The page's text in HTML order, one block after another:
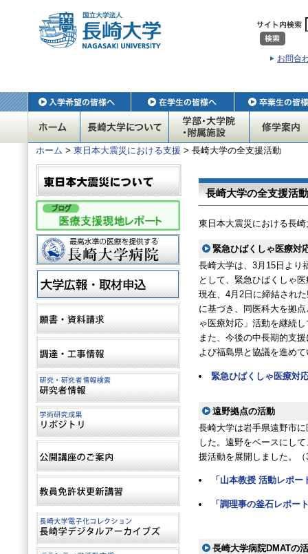
お問合
ホーム > 東日本大震災における支援 > 長崎大学の全支援活動
長崎大学の全支援活動
東日本大震災における長
緊急ひばくしゃ医療対
長崎大学は、3月15日より
として、緊急ひばくしゃ
現在、4月2日に締結され
に基づき、同医科大を拠
ゃ医療対応」活動を継続
また、今後の中長期的支
よび福島県と協議を進め
緊急ひばくしゃ医療対
遠野拠点の活動
長崎大学は岩手県遠野市
した。遠野をベースにし
援活動を展開しました。
「山本教授 活動レポー
「調理事の釜石レポー
長崎大学病院DMATの